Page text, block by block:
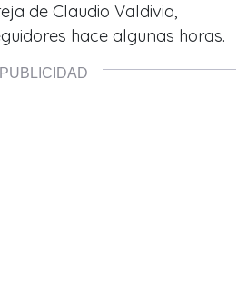
de Claudio Valdivia,
hace algunas horas.